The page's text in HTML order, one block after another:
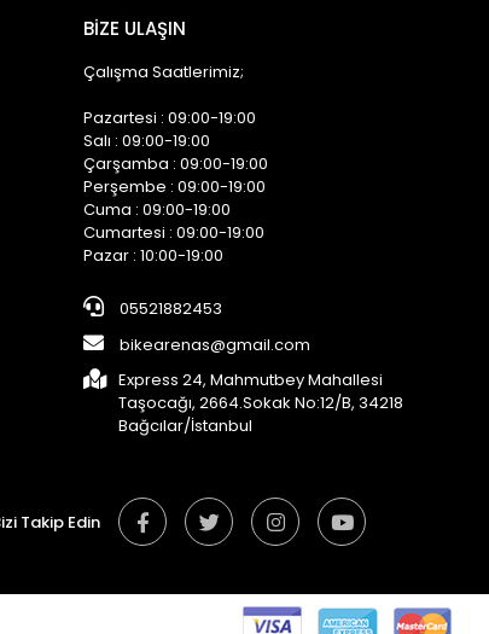
BİZE ULAŞIN
Çalışma Saatlerimiz;
Pazartesi : 09:00-19:00
Salı : 09:00-19:00
Çarşamba : 09:00-19:00
Perşembe : 09:00-19:00
Cuma : 09:00-19:00
Cumartesi : 09:00-19:00
Pazar : 10:00-19:00
05521882453
bikearenas@gmail.com
Express 24, Mahmutbey Mahallesi
Taşocağı, 2664.Sokak No:12/B, 34218
Bağcılar/İstanbul
Takip Edin